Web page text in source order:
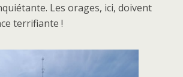
Les orages, ici, doivent
terrifiante !